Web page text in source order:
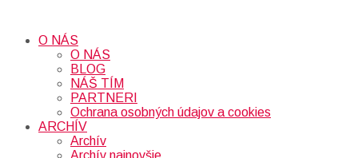
O NÁS
O NÁS
BLOG
NÁŠ TÍM
PARTNERI
Ochrana osobných údajov a cookies
ARCHÍV
Archív
Archív najnovšie